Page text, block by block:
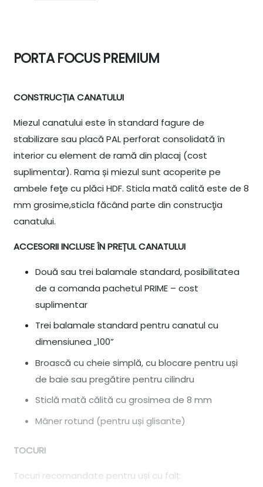
PORTA FOCUS PREMIUM
CONSTRUCȚIA CANATULUI
Miezul canatului este în standard fagure de
stabilizare sau placă PAL perforat consolidată în
interior cu element de ramă din placaj (cost
suplimentar). Rama și miezul sunt acoperite pe
ambele feţe cu plăci HDF. Sticla mată calită este de 8
mm grosime,sticla făcând parte din construcţia
canatului.
ACCESORII INCLUSE ÎN PREȚUL CANATULUI
Două sau trei balamale standard, posibilitatea
de a comanda pachetul PRIME – cost
suplimentar
Trei balamale standard pentru canatul cu
dimensiunea „100”
Broască cu cheie simplă, cu blocare pentru uși
de baie sau pregătire pentru cilindru
Sticlă mată călită cu grosimea de 8 mm
Mâner rotund (pentru uși glisante)
TOCURI
Tocuri recomandate pentru uși cu falț: